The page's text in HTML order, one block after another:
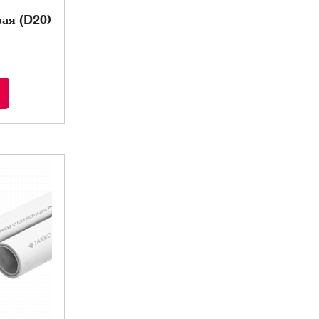
(D20)